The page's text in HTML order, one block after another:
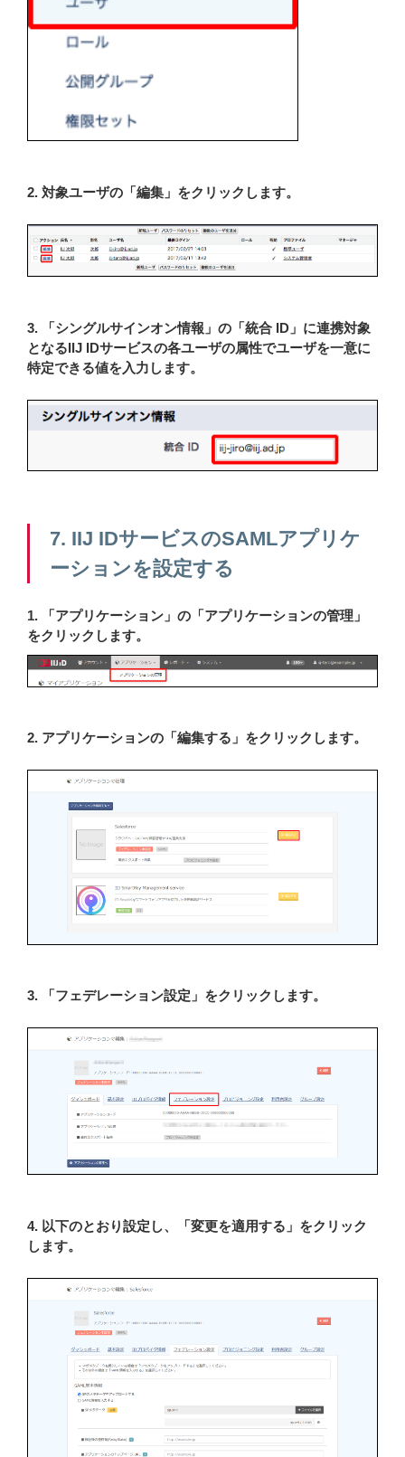
2. 対象ユーザの「編集」をクリックします。
3. 「シングルサインオン情報」の「統合 ID」に連携対象
となるIIJ IDサービスの各ユーザの属性でユーザを一意に
特定できる値を入力します。
7. IIJ IDサービスのSAMLアプリケ
ーションを設定する
1. 「アプリケーション」の「アプリケーションの管理」
をクリックします。
2. アプリケーションの「編集する」をクリックします。
3. 「フェデレーション設定」をクリックします。
4. 以下のとおり設定し、「変更を適用する」をクリック
します。